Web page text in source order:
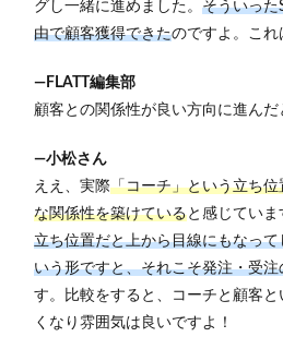
グし一緒に進めました。 そういった
由で顧客獲得できたのですよ。こ
―FLATT編集部
顧客との関係性が良い方向に進んだ
―小松さん
ええ、実際「コーチ」という立ち
な関係性を築けていると感じていま
立ち位置だと上から目線にもなっ
いう形ですと、それこそ発注・受
す。比較をすると、コーチと顧客
くなり雰囲気は良いですよ！